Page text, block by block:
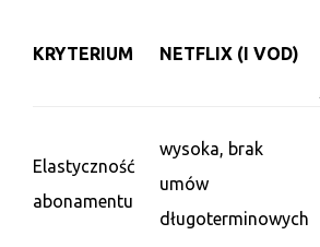
KRYTERIUM NETFLIX (I VOD)
Elastyczność
abonamentu
wysoka, brak
umów
długoterminowych